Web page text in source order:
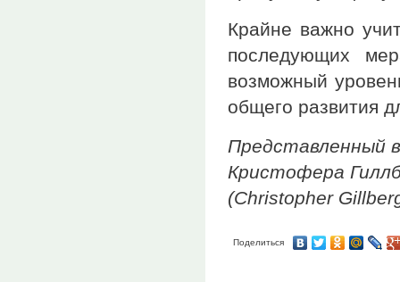
Крайне важно
последующих
возможный
общего развития
Представленный
Кристофера
(Christopher
Поделиться